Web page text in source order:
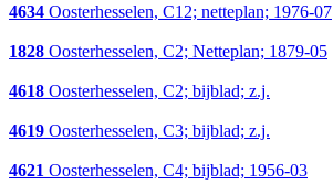
4634 Oosterhesselen, C12; netteplan; 1976-07
1828 Oosterhesselen, C2; Netteplan; 1879-05
4618 Oosterhesselen, C2; bijblad; z.j.
4619 Oosterhesselen, C3; bijblad; z.j.
4621 Oosterhesselen, C4; bijblad; 1956-03